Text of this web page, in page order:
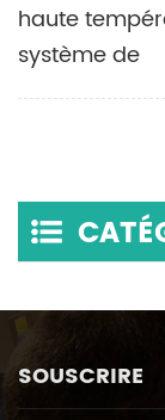
haute
système de
laboratoire
ondes à
SOUSCRIRE